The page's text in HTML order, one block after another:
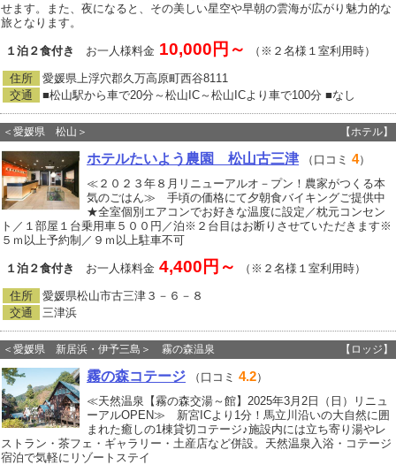
せます。また、夜になると、その美しい星空や早朝の雲海が広がり魅力的な
旅となります。
１泊２食付き お一人様料金 10,000円～ （※２名様１室利用時）
住所
愛媛県上浮穴郡久万高原町西谷8111
交通
■松山駅から車で20分～松山IC～松山ICより車で100分 ■なし
＜愛媛県 松山＞ 【ホテル】
ホテルたいよう農園 松山古三津 （口コミ 4）
≪２０２３年８月リニューアルオ－プン！農家がつくる本
気のごはん≫ 手頃の価格にて夕朝食バイキングご提供中
★全室個別エアコンでお好きな温度に設定／枕元コンセン
ト／１部屋１台乗用車５００円／泊※２台目はお断りさせていただきます※
５ｍ以上予約制／９ｍ以上駐車不可
１泊２食付き お一人様料金 4,400円～ （※２名様１室利用時）
住所
愛媛県松山市古三津３－６－８
交通
三津浜
＜愛媛県 新居浜・伊予三島＞ 霧の森温泉 【ロッジ】
霧の森コテージ （口コミ 4.2）
≪天然温泉【霧の森交湯～館】2025年3月2日（日）リニュ
ーアルOPEN≫ 新宮ICより1分！馬立川沿いの大自然に囲
まれた癒しの1棟貸切コテージ♪施設内には立ち寄り湯やレ
ストラン・茶フェ・ギャラリー・土産店など併設。天然温泉入浴・コテージ
宿泊で気軽にリゾートステイ